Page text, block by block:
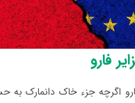
فارو
اگرچه جزء خاک دانمارک به